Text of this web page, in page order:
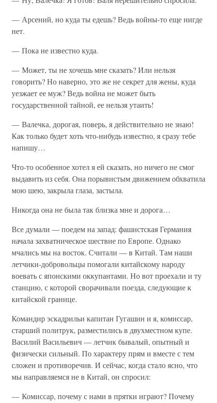
— Арсений, но куда ты едешь? Ведь войны-то еще нигде
нет.
— Пока не известно куда.
— Может, ты не хочешь мне сказать? Или нельзя
говорить? Но наверно, это же не секрет для жены, куда
уезжает ее муж? Ведь война не может быть
государственной тайной, ее нельзя утаить!
— Валечка, дорогая, поверь, я действительно не знаю!
Как только будет хоть что-нибудь известно, я сразу тебе
напишу…
Что-то особенное хотел я ей сказать, но ничего не смог
выдавить из себя. Она порывистым движением обхватила
мою шею, закрыла глаза, застыла.
Никогда она не была так близка мне и дорога…
Все думали — поедем на запад: фашистская Германия
начала захватническое шествие по Европе. Однако
мчались мы на восток. Считали — в Китай. Там наши
летчики-добровольцы помогали китайскому народу
воевать с японскими оккупантами. Но вот проехали и ту
станцию, с которой сворачивали поезда, следующие к
китайской границе.
Командир эскадрильи капитан Гугашин и я, комиссар,
старший политрук, разместились в двухместном купе.
Василий Васильевич — летчик бывалый, опытный и
физически сильный. По характеру прям и вместе с тем
сложен и противоречив. И сейчас, когда стало ясно, что
мы направляемся не в Китай, он спросил:
— Комиссар, почему с нами в прятки играют? Почему